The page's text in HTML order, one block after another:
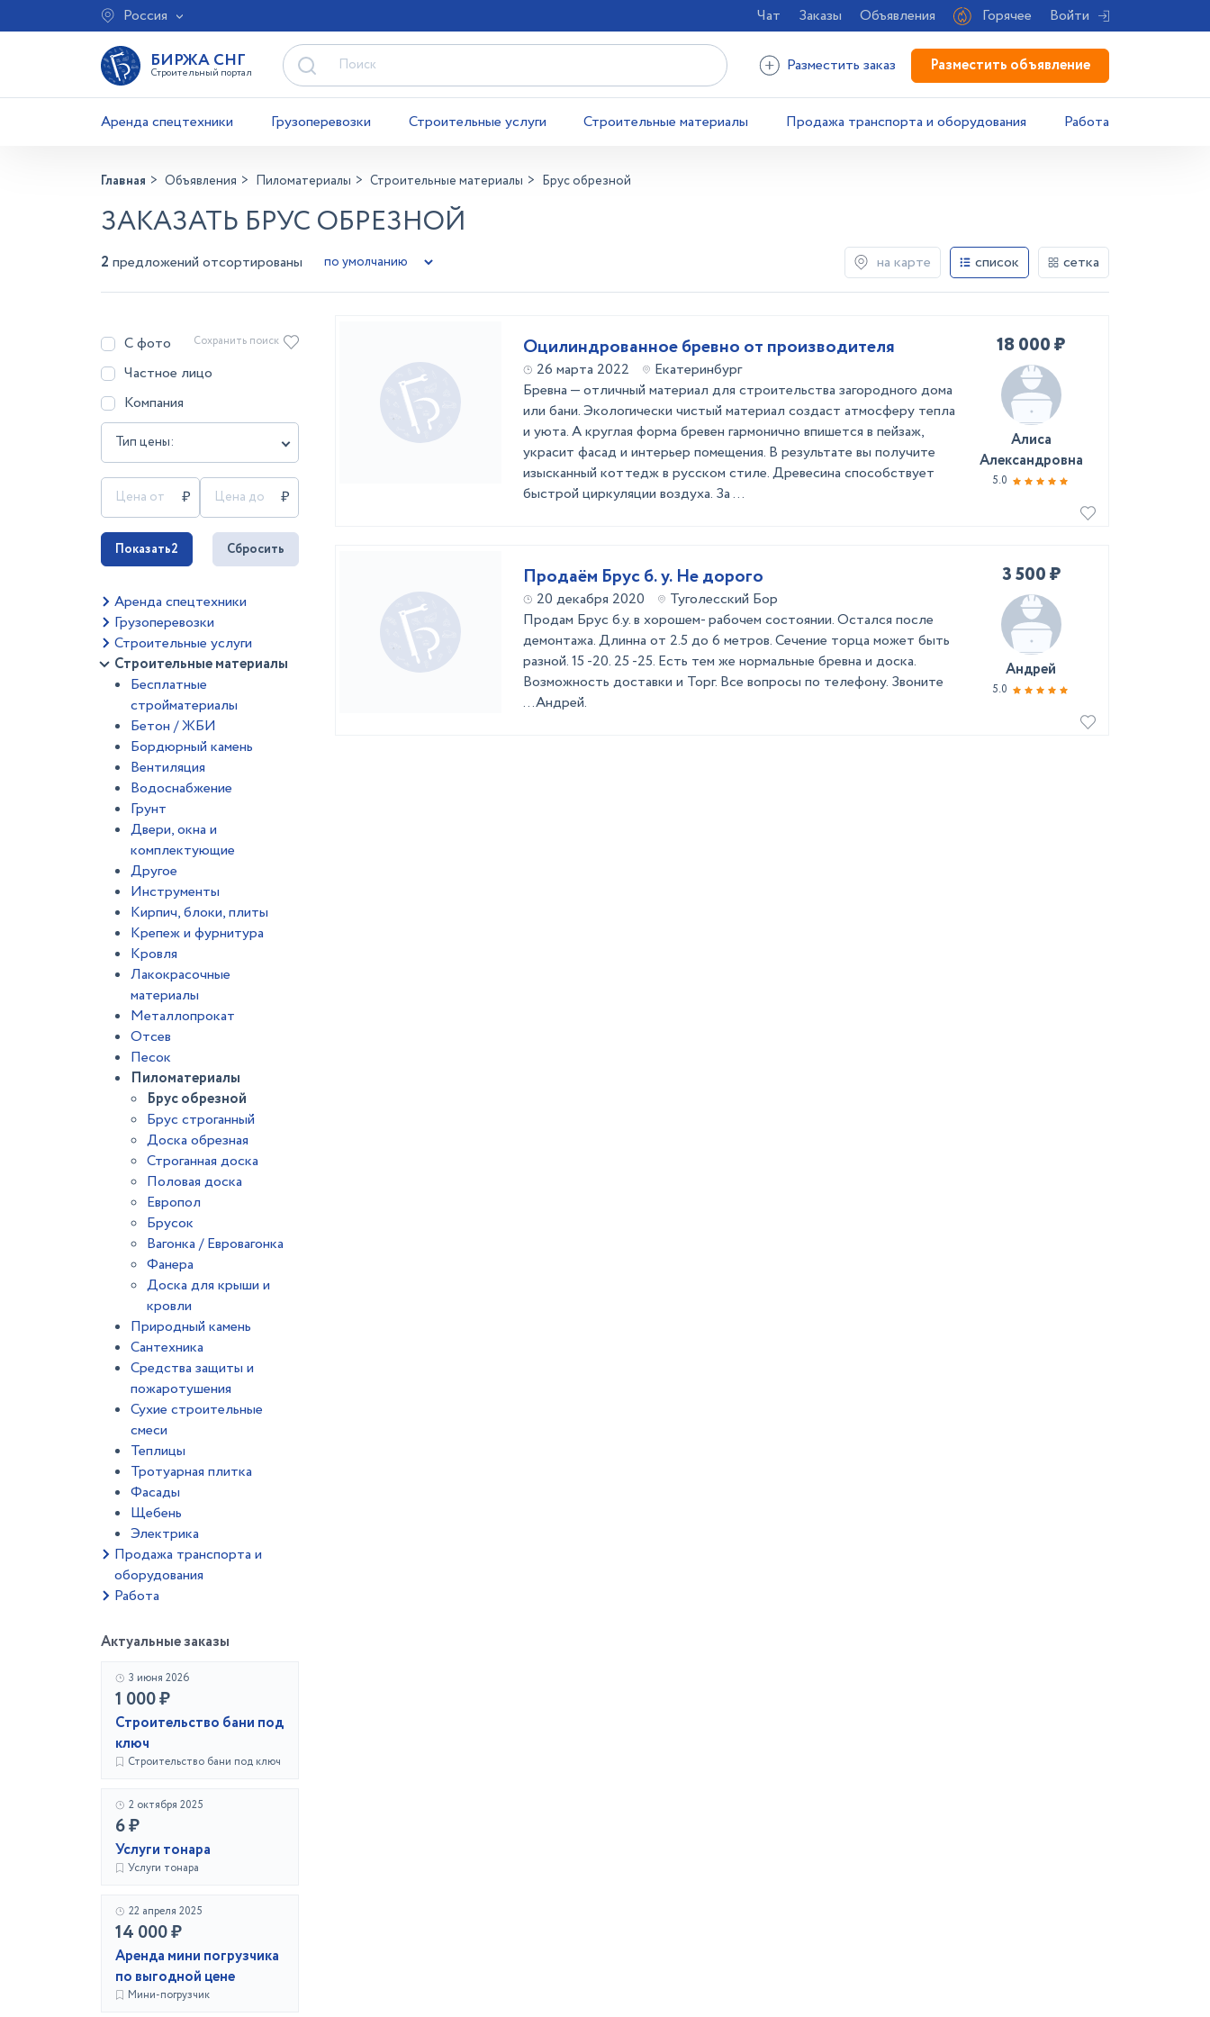
Россия Чат Заказы Объявления Горячее Войти
БИРЖА СНГ
Строительный портал Разместить заказ Разместить объявление
Аренда спецтехники Грузоперевозки Строительные услуги Строительные материалы Продажа транспорта и оборудования Работа
Главная Объявления Пиломатериалы Строительные материалы Брус обрезной
ЗАКАЗАТЬ БРУС ОБРЕЗНОЙ
2 предложений отсортированы на карте список сетка
С фото
Частное лицо
Компания
Тип цены:
Сохранить поиск
Показать2 Сбросить
Аренда спецтехники
Грузоперевозки
Строительные услуги
Строительные материалы
Бесплатные
стройматериалы
Бетон / ЖБИ
Бордюрный камень
Вентиляция
Водоснабжение
Грунт
Двери, окна и
комплектующие
Другое
Инструменты
Кирпич, блоки, плиты
Крепеж и фурнитура
Кровля
Лакокрасочные
материалы
Металлопрокат
Отсев
Песок
Пиломатериалы
Брус обрезной
Брус строганный
Доска обрезная
Строганная доска
Половая доска
Европол
Брусок
Вагонка / Евровагонка
Фанера
Доска для крыши и
кровли
Природный камень
Сантехника
Средства защиты и
пожаротушения
Сухие строительные
смеси
Теплицы
Тротуарная плитка
Фасады
Щебень
Электрика
Продажа транспорта и
оборудования
Работа
Актуальные заказы
3 июня 2026
1 000 ₽
Строительство бани под
ключ
Строительство бани под ключ
2 октября 2025
6 ₽
Услуги тонара
Услуги тонара
22 апреля 2025
14 000 ₽
Аренда мини погрузчика
по выгодной цене
Мини-погрузчик
Оцилиндрованное бревно от производителя
26 марта 2022
Екатеринбург
Бревна — отличный материал для строительства загородного дома
или бани. Экологически чистый материал создаст атмосферу тепла
и уюта. А круглая форма бревен гармонично впишется в пейзаж,
украсит фасад и интерьер помещения. В результате вы получите
изысканный коттедж в русском стиле. Древесина способствует
быстрой циркуляции воздуха. За ...
18 000 ₽
Алиса
Александровна
5.0
Продаём Брус б. у. Не дорого
20 декабря 2020
Туголесский Бор
Продам Брус б.у. в хорошем- рабочем состоянии. Остался после
демонтажа. Длинна от 2.5 до 6 метров. Сечение торца может быть
разной. 15 -20. 25 -25. Есть тем же нормальные бревна и доска.
Возможность доставки и Торг. Все вопросы по телефону. Звоните
...Андрей.
3 500 ₽
Андрей
5.0